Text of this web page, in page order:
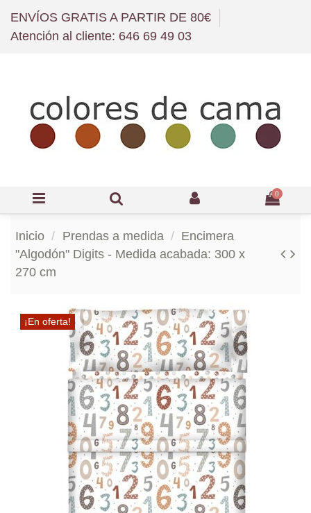
ENVÍOS GRATIS A PARTIR DE 80€
Atención al cliente: 646 69 49 03
0
Inicio Prendas a medida
Encimera
"Algodón" Digits - Medida acabada: 300 x
270 cm
¡En oferta!